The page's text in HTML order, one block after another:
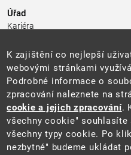
Úřad
Kariéra
Pro média a veřejnost
Povinně zveřejňované informace
Kontakty
Přistupnost budovy úřadu MŽP
Web
Aktuality
Ochrana osobních údajů
Prohlášení o přístupnosti
K zajištění co nejlepší
webovými stránkami
Podrobné informace o
zpracování naleznete na
cookie a jejich zpracování.
všechny cookie" souhlasíte
všechny typy cookie. Po
nezbytné" budeme ukládat